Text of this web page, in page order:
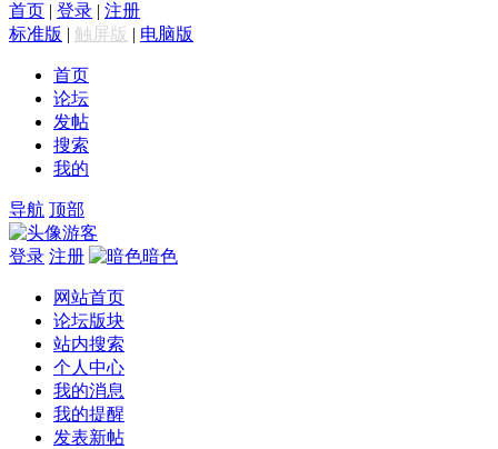
首页 | 登录 | 注册
标准版 | 触屏版 | 电脑版
首页
论坛
发帖
搜索
我的
导航 顶部
游客
登录 注册 暗色
网站首页
论坛版块
站内搜索
个人中心
我的消息
我的提醒
发表新帖